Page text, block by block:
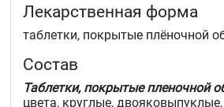
Лекарственная форма
таблетки, покрытые плёночной
Состав
Таблетки, покрытые пленочной
цвета, круглые,